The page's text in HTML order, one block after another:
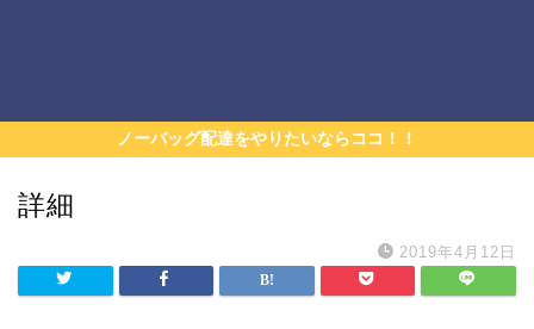
ノーバッグ配達をやりたいならココ！！
詳細
2019年4月12日